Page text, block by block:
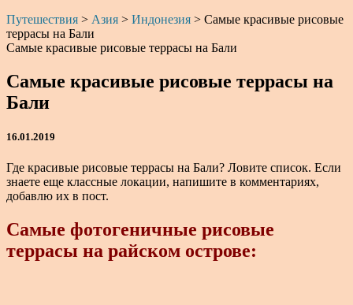
Путешествия > Азия > Индонезия > Самые красивые рисовые
террасы на Бали
Самые красивые рисовые террасы на Бали
Самые красивые рисовые террасы на
Бали
16.01.2019
Где красивые рисовые террасы на Бали? Ловите список. Если
знаете еще классные локации, напишите в комментариях,
добавлю их в пост.
Самые фотогеничные рисовые
террасы на райском острове: